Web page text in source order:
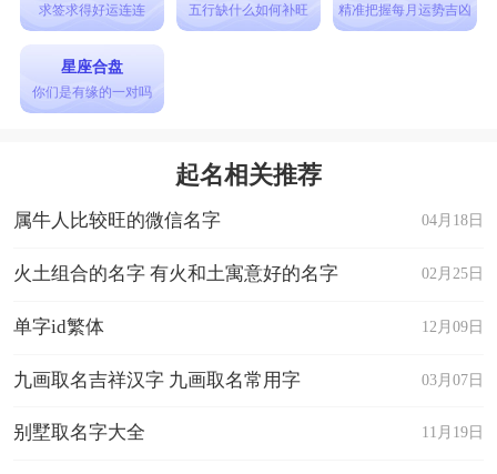
求签求得好运连连 五行缺什么如何补旺 精准把握每月运势吉凶
星座合盘
你们是有缘的一对吗
起名相关推荐
04月18日
属牛人比较旺的微信名字
02月25日
火土组合的名字 有火和土寓意好的名字
12月09日
单字id繁体
03月07日
九画取名吉祥汉字 九画取名常用字
11月19日
别墅取名字大全